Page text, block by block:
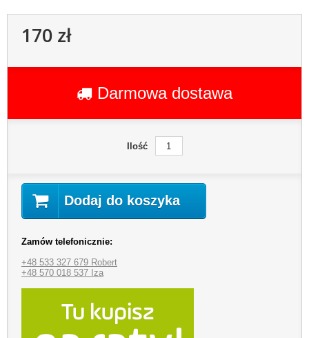
170 zł
Darmowa dostawa
Ilość
Dodaj do koszyka
Zamów telefonicznie:
+48 533 327 679 Robert
+48 570 018 537 Iza